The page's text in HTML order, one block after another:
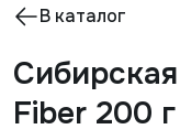
В каталог
Fiber 200 г